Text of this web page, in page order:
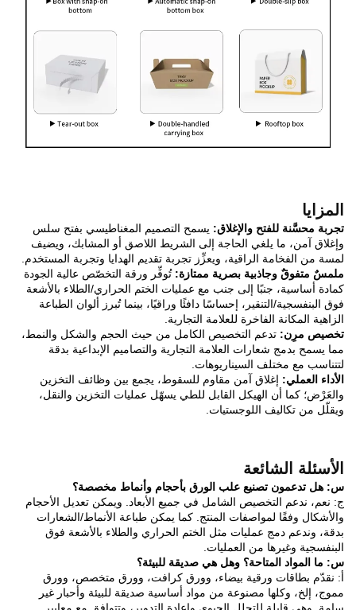
المزايا
تجربة محسَّنة للفتح والإغلاق: يسمح التصميم المغناطيسي بفتح سلس
وإغلاق آمن، ما يلغي الحاجة إلى الشريط اللاصق أو المشابك، ويضيف
لمسة من الفخامة الراقية، ويعزِّز تجربة تقديم الهدايا وتجربة المستخدم.
ملمسٌ متفوقٌ وجاذبية بصرية ممتازة:تُوفِّر ورقة التخصّص عالية الجودة
كمادة أساسية، جنبًا إلى جنب مع عمليات الختم الحراري/الطلاء بالأشعة
فوق البنفسجية/التنقير، إحساسًا دافئًا وراقيًا، بينما تُبرز ألوان الطباعة
الزاهية المكانة الفاخرة للعلامة التجارية.
تخصيص مرِن: تدعم التخصيص الكامل من حيث الحجم والشكل والنمط،
مما يسمح بدمج شعارات العلامة التجارية والتصاميم الإبداعية بدقة
لتتناسب مع مختلف السيناريوهات.
الأداء العملي: إغلاق آمن مقاوم للسقوط، يجمع بين وظائف التخزين
والعَرْض؛ كما أن الهيكل القابل للطي يسهّل عمليات التخزين والنقل،
ويقلّل من تكاليف اللوجستيات.
الأسئلة الشائعة
س: هل تدعمون تصنيع علب الورق بأحجام وأنماط مخصصة؟
ج: نعم، ندعم التخصيص الشامل في جميع الأبعاد. ويمكن تعديل الأحجام
والأشكال وفقًا لمواصفات المنتج. كما يمكن طباعة الأنماط/الشعارات
بدقة، وندعم دمج عمليات مثل الختم الحراري والطلاء بالأشعة فوق
البنفسجية وغيرها من العمليات.
س: ما المواد المتاحة؟ وهل هي صديقة للبيئة؟
أ: نقدّم بطاقات ورقية بيضاء، وورق كرافت، وورق متخصص، وورق
مموج، إلخ، وكلها مصنوعة من مواد أساسية صديقة للبيئة وأحبار غير